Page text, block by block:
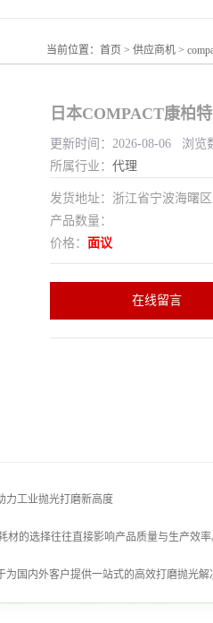
当前位置： 首页 > 供应商机 >
日本COMPACT康柏
更新时间：2026-08-06 浏览
所属行业： 代理
发货地址：浙江省宁波海曙区
产品数量：
价格： 面议
在线留言
力工业抛光打磨新高度
的选择往往直接影响产品质量与生产效
国内外客户提供一站式的高效打磨抛光解